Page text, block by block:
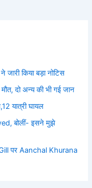
जारी किया बड़ा नोटिस
दो अन्य की भी गई जान
यात्री घायल
बोलीं- इसने मुझे
पर Aanchal Khurana